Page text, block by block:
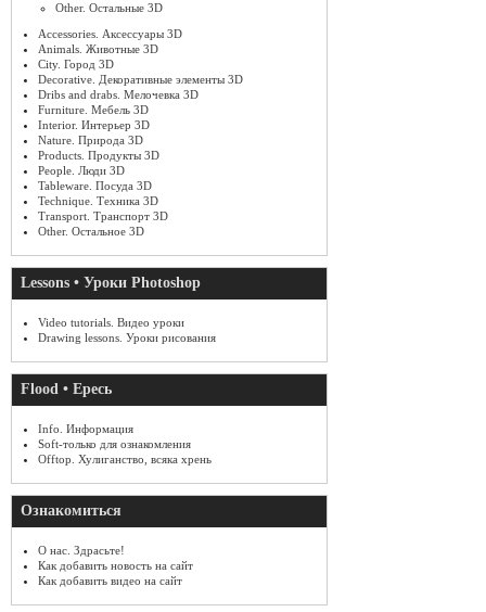
Other. Остальные 3D
Accessories. Аксессуары 3D
Animals. Животные 3D
City. Город 3D
Decorative. Декоративные элементы 3D
Dribs and drabs. Мелочевка 3D
Furniture. Мебель 3D
Interior. Интерьер 3D
Nature. Природа 3D
Products. Продукты 3D
People. Люди 3D
Tableware. Посуда 3D
Technique. Техника 3D
Transport. Транспорт 3D
Other. Остальное 3D
Lessons • Уроки Photoshop
Video tutorials. Видео уроки
Drawing lessons. Уроки рисования
Flood • Ересь
Info. Информация
Soft-только для ознакомления
Offtop. Хулиганство, всяка хрень
Ознакомиться
О нас. Здрасьте!
Как добавить новость на сайт
Как добавить видео на сайт